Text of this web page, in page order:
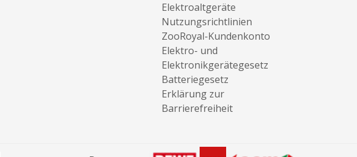
Elektroaltgeräte
Nutzungsrichtlinien
ZooRoyal-Kundenkonto
Elektro- und
Elektronikgerätegesetz
Batteriegesetz
Erklärung zur
Barrierefreiheit